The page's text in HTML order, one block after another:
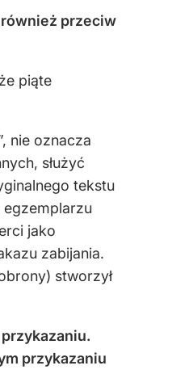
przeciw
piąte
nie oznacza
służyć
tekstu
egzemplarzu
jako
zabijania.
stworzył
przykazaniu